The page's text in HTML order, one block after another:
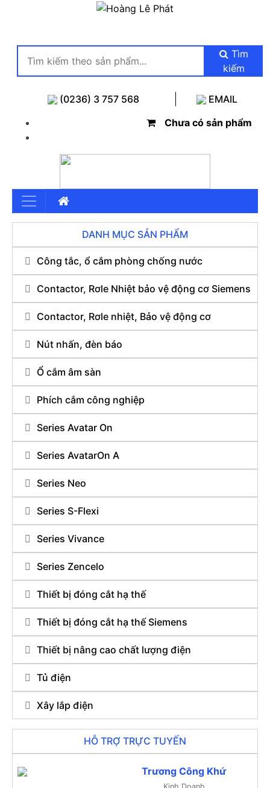
Tìm
kiếm
(0236) 3 757 568
EMAIL
Chưa có sản phẩm
DANH MỤC SẢN PHẨM
Công tắc, ổ cắm phòng chống nước
Contactor, Rơle Nhiệt bảo vệ động cơ Siemens
Contactor, Rơle nhiệt, Bảo vệ động cơ
Nút nhấn, đèn báo
Ổ cắm âm sàn
Phích cắm công nghiệp
Series Avatar On
Series AvatarOn A
Series Neo
Series S-Flexi
Series Vivance
Series Zencelo
Thiết bị đóng cắt hạ thế
Thiết bị đóng cắt hạ thế Siemens
Thiết bị nâng cao chất lượng điện
Tủ điện
Xây lắp điện
HỖ TRỢ TRỰC TUYẾN
Trương Công Khứ